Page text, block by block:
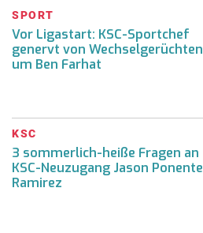
SPORT
Vor Ligastart: KSC-Sportchef
genervt von Wechselgerüchten
um Ben Farhat
KSC
3 sommerlich-heiße Fragen an
KSC-Neuzugang Jason Ponente
Ramirez